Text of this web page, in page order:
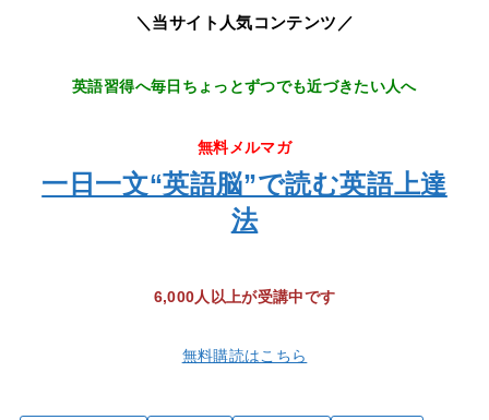
＼当サイト人気コンテンツ／
英語習得へ毎日ちょっとずつでも近づきたい人へ
無料メルマガ
一日一文“英語脳”で読む英語上達
法
6,000人以上が受講中です
無料購読はこちら